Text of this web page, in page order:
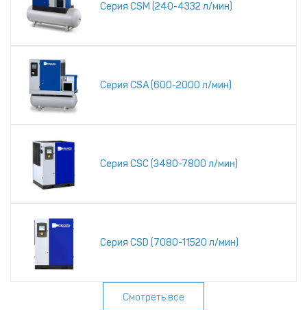
Серия CSM (240-4332 л/мин)
Серия CSA (600-2000 л/мин)
Серия CSC (3480-7800 л/мин)
Серия CSD (7080-11520 л/мин)
Смотреть все